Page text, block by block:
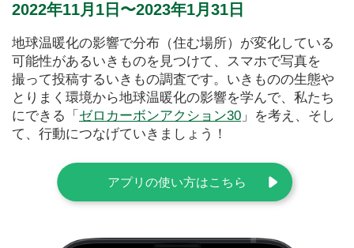
2022年11月1日〜2023年1月31日
地球温暖化の影響で分布（住む場所）が変化している
可能性があるいきものを見つけて、スマホで写真を
撮って投稿するいきもの調査です。いきものの生態や
とりまく環境から地球温暖化の影響を学んで、私たち
にできる「 ゼロカーボンアクション30 」を考え、そし
て、行動につなげていきましょう！